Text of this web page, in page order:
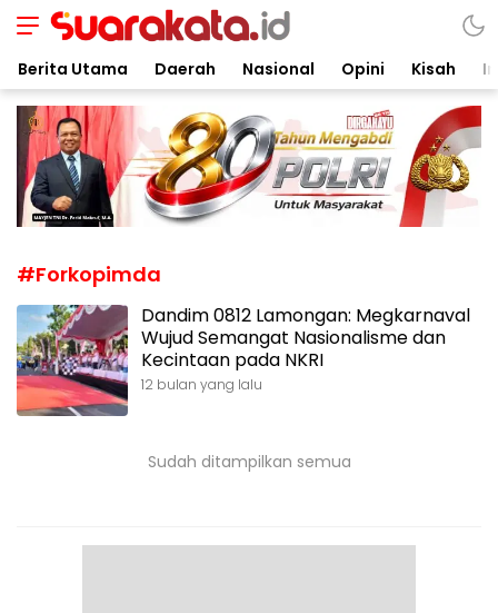
Suarakata.id
Kata Bicara Suara Bergerak
Berita Utama Daerah Nasional Opini Kisah
#Forkopimda
Dandim 0812 Lamongan: Megkarnaval
Wujud Semangat Nasionalisme dan
Kecintaan pada NKRI
12 bulan yang lalu
Sudah ditampilkan semua